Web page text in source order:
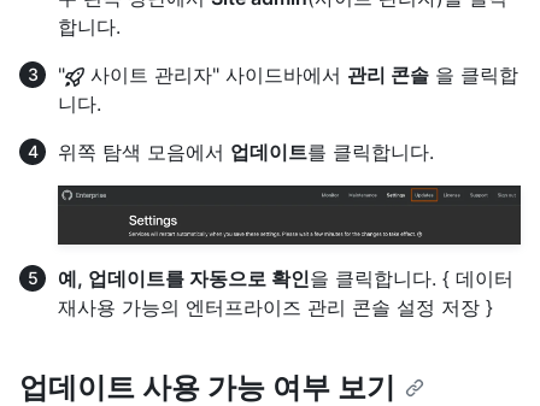
합니다.
"
사이트 관리자" 사이드바에서 관리 콘솔 을 클릭합
니다.
위쪽 탐색 모음에서 업데이트를 클릭합니다.
예, 업데이트를 자동으로 확인을 클릭합니다. { 데이터
재사용 가능의 엔터프라이즈 관리 콘솔 설정 저장 }
업데이트 사용 가능 여부 보기